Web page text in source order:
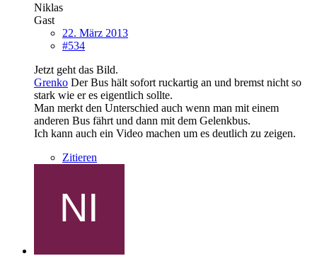
Niklas
Gast
22. März 2013
#534
Jetzt geht das Bild.
Grenko Der Bus hält sofort ruckartig an und bremst nicht so
stark wie er es eigentlich sollte.
Man merkt den Unterschied auch wenn man mit einem
anderen Bus fährt und dann mit dem Gelenkbus.
Ich kann auch ein Video machen um es deutlich zu zeigen.
Zitieren